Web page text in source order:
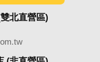
北直營區)